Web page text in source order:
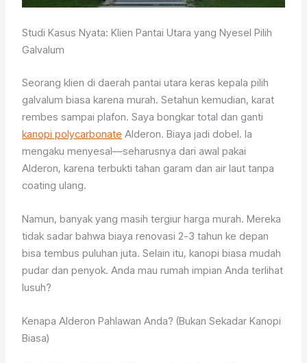
Studi Kasus Nyata: Klien Pantai Utara yang Nyesel Pilih
Galvalum
Seorang klien di daerah pantai utara keras kepala pilih
galvalum biasa karena murah. Setahun kemudian, karat
rembes sampai plafon. Saya bongkar total dan ganti
kanopi polycarbonate Alderon. Biaya jadi dobel. Ia
mengaku menyesal—seharusnya dari awal pakai
Alderon, karena terbukti tahan garam dan air laut tanpa
coating ulang.
Namun, banyak yang masih tergiur harga murah. Mereka
tidak sadar bahwa biaya renovasi 2-3 tahun ke depan
bisa tembus puluhan juta. Selain itu, kanopi biasa mudah
pudar dan penyok. Anda mau rumah impian Anda terlihat
lusuh?
Kenapa Alderon Pahlawan Anda? (Bukan Sekadar Kanopi
Biasa)